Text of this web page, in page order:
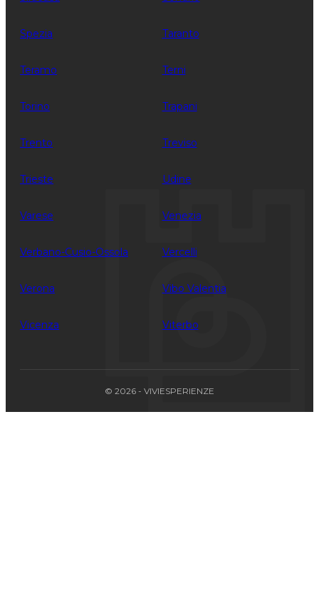
Spezia Taranto
Teramo Terni
Torino Trapani
Trento Treviso
Trieste Udine
Varese Venezia
Verbano-Cusio-Ossola Vercelli
Verona Vibo Valentia
Vicenza Viterbo
© 2026 - VIVIESPERIENZE